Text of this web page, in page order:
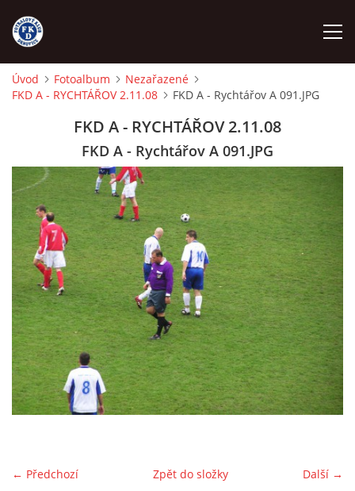
ÚVOD
FKD A
FKD B
STARŠÍ DOROST
STARŠÍ ŽÁCI
MLADŠÍ ŽÁCI
STARŠÍ PŘÍPRAVKA R 2012 + 2013
Úvod Fotoalbum
Nezařazené
FKD A - RYCHTÁŘOV 2.11.08
FKD A - Rychtářov A 091.JPG
FKD A - RYCHTÁŘOV 2.11.08
FKD A - Rychtářov A 091.JPG
← Předchozí Další →
Zpět do složky